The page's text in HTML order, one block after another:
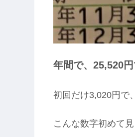
年間で、25,520
初回だけ3,020円で
こんな数字初めて見